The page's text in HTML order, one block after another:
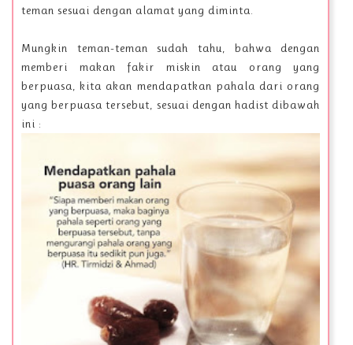
teman sesuai dengan alamat yang diminta.
Mungkin teman-teman sudah tahu, bahwa dengan
memberi makan fakir miskin atau orang yang
berpuasa, kita akan mendapatkan pahala dari orang
yang berpuasa tersebut, sesuai dengan hadist dibawah
ini :